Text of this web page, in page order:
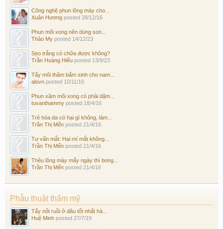
Công nghệ phun lông mày cho...
Xuân Hương posted 28/12/16
Phun môi xong nên dùng son...
Thảo My posted 14/12/23
Sẹo trắng có chữa được không?
Trần Hoàng Hiếu posted 13/9/23
Tẩy môi thâm bẩm sinh cho nam...
alovn posted 10/11/16
Phun xăm môi xong có phải dặm...
tuvanthammy posted 18/4/16
Trẻ hóa da có hại gì không, làm...
Trần Thị Mến posted 21/4/16
Tư vấn mắt: Hai mí mắt không...
Trần Thị Mến posted 21/4/16
Thêu lông mày mấy ngày thì bong...
Trần Thị Mến posted 21/4/16
Phẫu thuật thẩm mỹ
Tẩy nốt ruồi ở đâu tốt nhất hà...
Huệ Minh posted 27/7/19